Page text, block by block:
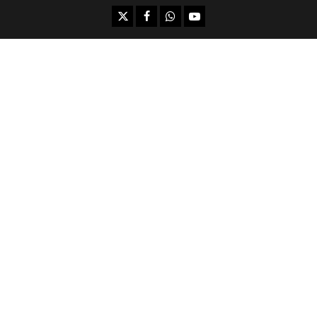
https://x.com
facebook.com
https:/whatsapp.com/
Youtube.com